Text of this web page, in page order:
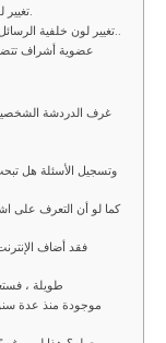
9 – تغيير لون الاسم في قائمة المستخدمين إلى ما يناسبك.
10 – تغيير لون خلفية الرسائل النصية المرسلة في الغرف والمحادثة الخاصّة..
غرف الدردشة
وتسجيل الأسئلة هل
كما لو أن التعرف على
فقد أضاف
طويلة ،
موجودة منذ عدة